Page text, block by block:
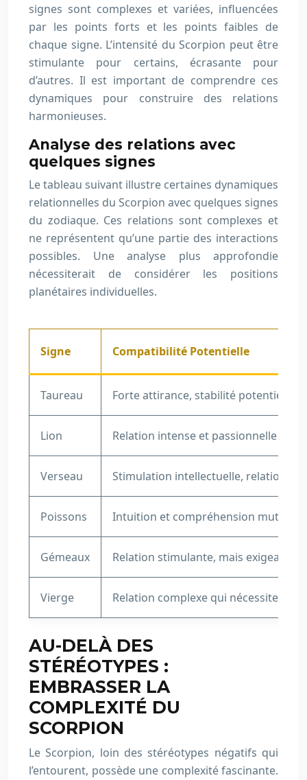
signes sont complexes et variées, influencées
par les points forts et les points faibles de
chaque signe. L’intensité du Scorpion peut être
stimulante pour certains, écrasante pour
d’autres. Il est important de comprendre ces
dynamiques pour construire des relations
harmonieuses.
Analyse des relations avec
quelques signes
Le tableau suivant illustre certaines dynamiques
relationnelles du Scorpion avec quelques signes
du zodiaque. Ces relations sont complexes et
ne représentent qu’une partie des interactions
possibles. Une analyse plus approfondie
nécessiterait de considérer les positions
planétaires individuelles.
Signe Compatibilité Potentielle
Taureau Forte attirance, stabilité potentielle
Lion Relation intense et passionnelle
Verseau Stimulation intellectuelle, relation
Poissons Intuition et compréhension mutuelle
Gémeaux Relation stimulante, mais exigeante.
Vierge Relation complexe qui nécessite
AU-DELÀ DES
STÉRÉOTYPES :
EMBRASSER LA
COMPLEXITÉ DU
SCORPION
Le Scorpion, loin des stéréotypes négatifs qui
l’entourent, possède une complexité fascinante.